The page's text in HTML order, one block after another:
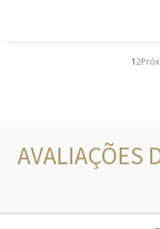
12
AVALIAÇÕES